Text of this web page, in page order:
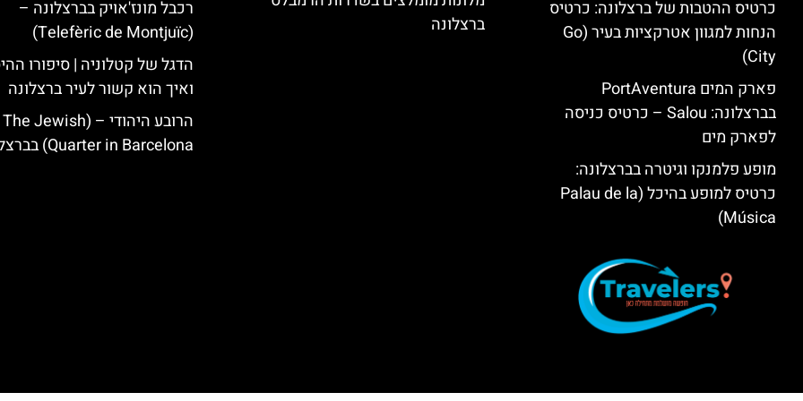
כרטיס ההטבות של ברצלונה: כרטיס
הנחות למגוון אטרקציות בעיר (Go
City)
פארק המים PortAventura
בברצלונה: Salou – כרטיס כניסה
לפארק מים
מופע פלמנקו וגיטרה בברצלונה:
כרטיס למופע בהיכל (Palau de la
Música)
ברצלונה
רכבל מונז'אויק בברצלונה –
(Telefèric de Montjuïc)
הדגל של קטלוניה | סיפורו
ואיך הוא קשור לעיר ברצלונה
הרובע היהודי – (The Jewish
Quarter in Barcelona) בברצלונה